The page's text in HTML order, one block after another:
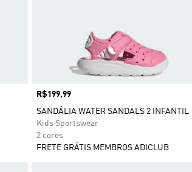
Preço
R$199,99
SANDÁLIA WATER SANDALS 2 INFANTIL
Kids Sportswear
2 cores
FRETE GRÁTIS MEMBROS ADICLUB